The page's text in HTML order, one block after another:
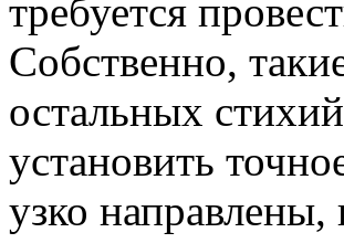
требуется
Собственно,
остальных
установить
узко направлены,